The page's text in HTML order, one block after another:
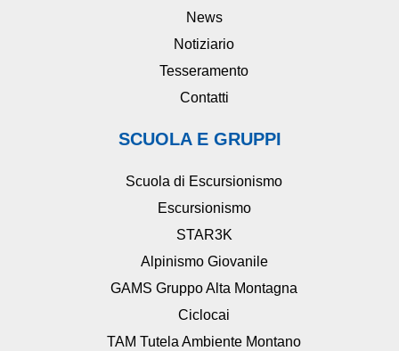
News
Notiziario
Tesseramento
Contatti
SCUOLA E GRUPPI
Scuola di Escursionismo
Escursionismo
STAR3K
Alpinismo Giovanile
GAMS Gruppo Alta Montagna
Ciclocai
TAM Tutela Ambiente Montano